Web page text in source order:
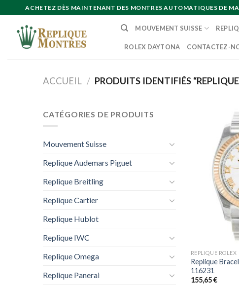
to
content
ACHETEZ DÈS MAINTENANT DES MONTRES AUTOMATIQUES DE
MOUVEMENT SUISSE
ROLEX DAYTONA CONTACTEZ-
ACCUEIL / PRODUITS IDENTIFIÉS
CATÉGORIES DE PRODUITS
Mouvement Suisse
Replique Audemars Piguet
Replique Breitling
Replique Cartier
Replique Hublot
Replique IWC
Replique Omega
Replique Panerai
REPLIQUE ROLEX
Replique
116231
155,65€